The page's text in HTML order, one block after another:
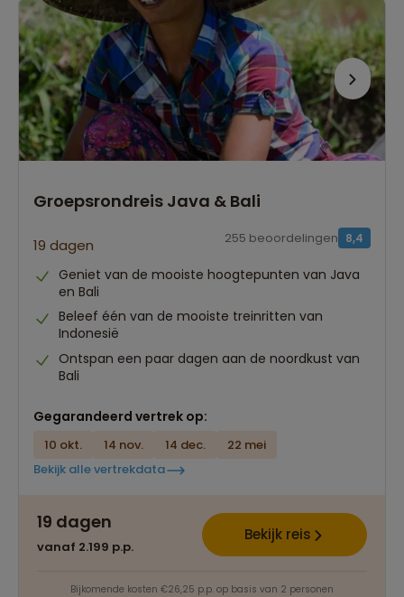
Groepsrondreis Java & Bali
19 dagen 8,4
255 beoordelingen
Geniet van de mooiste hoogtepunten van Java
en Bali
Beleef één van de mooiste treinritten van
Indonesië
Ontspan een paar dagen aan de noordkust van
Bali
Gegarandeerd vertrek op:
10 okt. 14 nov. 14 dec.
22 mei
Bekijk alle vertrekdata
19 dagen
vanaf 2.199 p.p.
Bekijk reis
Bijkomende kosten €26,25 p.p. op basis van 2 personen